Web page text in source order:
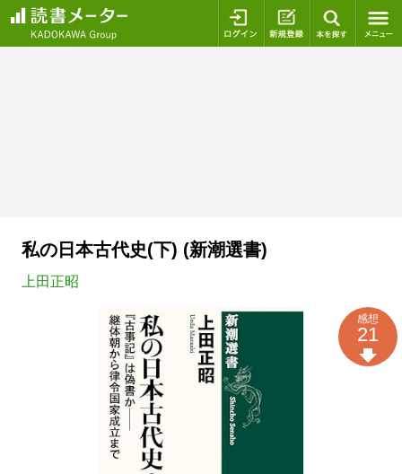
ログイン 新規登録
私の日本古代史(下) (新潮選書)
上田正昭
感想
21